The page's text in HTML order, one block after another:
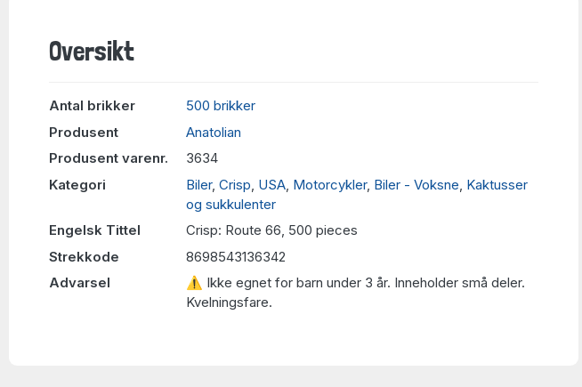
Oversikt
Antal brikker
500 brikker
Produsent
Anatolian
Produsent varenr.
3634
Kategori
Biler, Crisp USA Motorcykler, Biler - Voksne Kaktusser
og sukkulenter
Engelsk Tittel
Crisp: Route 66, 500 pieces
Strekkode
8698543136342
Advarsel
⚠ Ikke egnet for barn under 3 år. Inneholder små deler.
Kvelningsfare.